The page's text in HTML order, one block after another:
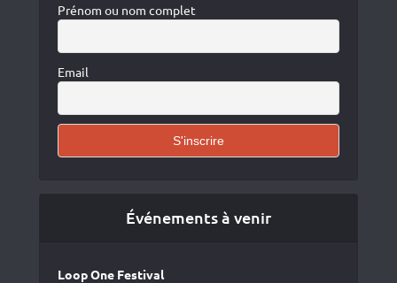
Prénom ou nom complet
Email
Événements à venir
Loop One Festival